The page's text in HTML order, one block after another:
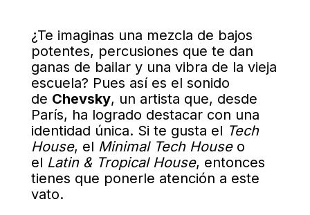
¿Te imaginas una mezcla de bajos
potentes, percusiones que te dan
ganas de bailar y una vibra de la vieja
escuela? Pues así es el sonido
de Chevsky, un artista que, desde
París, ha logrado destacar con una
identidad única. Si te gusta el Tech
House, el Minimal Tech Houseo
el Latin & Tropical House, entonces
tienes que ponerle atención a este
vato.